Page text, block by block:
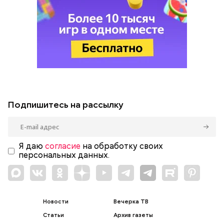
Подпишитесь на рассылку
Я даю согласие на обработку своих
персональных данных.
Новости
Статьи
Вечерка ТВ
Архив газеты